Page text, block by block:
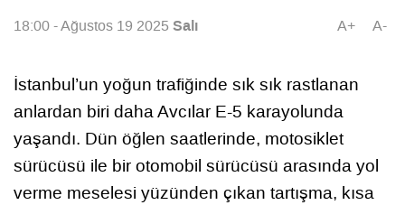
18:00 - Ağustos 19 2025Salı A+ A-
İstanbul’un yoğun trafiğinde sık sık rastlanan
anlardan biri daha Avcılar E-5 karayolunda
yaşandı. Dün öğlen saatlerinde, motosiklet
sürücüsü ile bir otomobil sürücüsü arasında yol
verme meselesi yüzünden çıkan tartışma, kısa